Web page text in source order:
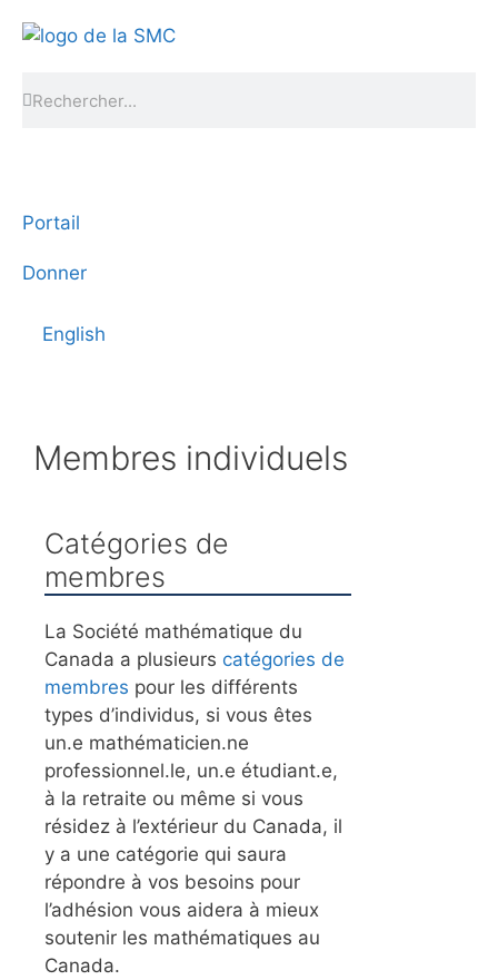
Portail
Donner
English
Membres individuels
Catégories de
membres
La Société mathématique du
Canada a plusieurs catégories de
membres pour les différents
types d’individus, si vous êtes
un.e mathématicien.ne
professionnel.le, un.e étudiant.e,
à la retraite ou même si vous
résidez à l’extérieur du Canada, il
y a une catégorie qui saura
répondre à vos besoins pour
l’adhésion vous aidera à mieux
soutenir les mathématiques au
Canada.